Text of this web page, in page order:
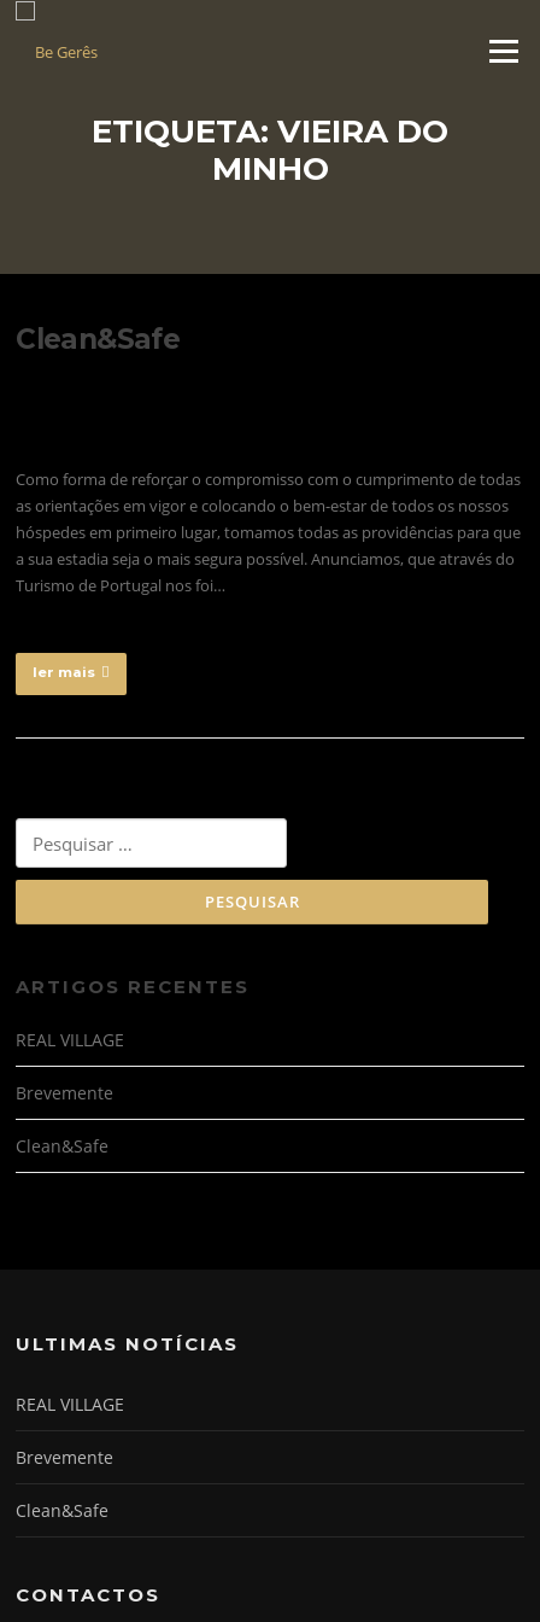
Menu
ETIQUETA: VIEIRA DO
MINHO
Clean&Safe
Como forma de reforçar o compromisso com o cumprimento de todas
as orientações em vigor e colocando o bem-estar de todos os nossos
hóspedes em primeiro lugar, tomamos todas as providências para que
a sua estadia seja o mais segura possível. Anunciamos, que através do
Turismo de Portugal nos foi…
ler mais
por:
ARTIGOS RECENTES
REAL VILLAGE
Brevemente
Clean&Safe
ULTIMAS NOTÍCIAS
REAL VILLAGE
Brevemente
Clean&Safe
CONTACTOS